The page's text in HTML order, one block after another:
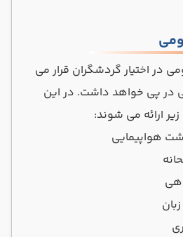
در اختیار گردشگران قرار می
در پی خواهد داشت. در این
ارائه می ‌شوند:
هواپیمایی